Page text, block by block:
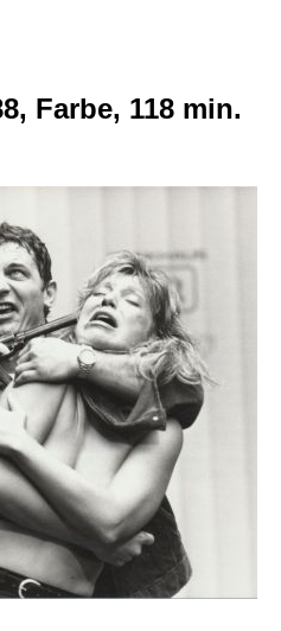
Farbe, 118 min.